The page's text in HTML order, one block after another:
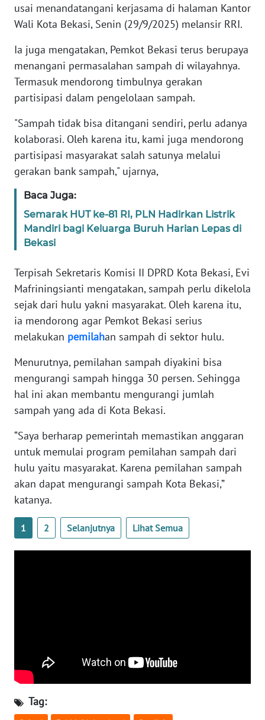
usai menandatangani kerjasama di halaman Kantor
Wali Kota Bekasi, Senin (29/9/2025) melansir RRI.
Ia juga mengatakan, Pemkot Bekasi terus berupaya
menangani permasalahan sampah di wilayahnya.
Termasuk mendorong timbulnya gerakan
partisipasi dalam pengelolaan sampah.
"Sampah tidak bisa ditangani sendiri, perlu adanya
kolaborasi. Oleh karena itu, kami juga mendorong
partisipasi masyarakat salah satunya melalui
gerakan bank sampah," ujarnya,
Baca Juga:
Semarak HUT ke-81 RI, PLN Hadirkan Listrik
Mandiri bagi Keluarga Buruh Harian Lepas di
Bekasi
Terpisah Sekretaris Komisi II DPRD Kota Bekasi, Evi
Mafriningsianti mengatakan, sampah perlu dikelola
sejak dari hulu yakni masyarakat. Oleh karena itu,
ia mendorong agar Pemkot Bekasi serius
melakukan pemilahan sampah di sektor hulu.
Menurutnya, pemilahan sampah diyakini bisa
mengurangi sampah hingga 30 persen. Sehingga
hal ini akan membantu mengurangi jumlah
sampah yang ada di Kota Bekasi.
“Saya berharap pemerintah memastikan anggaran
untuk memulai program pemilahan sampah dari
hulu yaitu masyarakat. Karena pemilahan sampah
akan dapat mengurangi sampah Kota Bekasi,”
katanya.
1 2 Selanjutnya Lihat Semua
Tag:
Wahana
News
WN
SUMUT
JAKARTA
WN
JABAR
WN
BANTEN
WN
WN
KEPRI
PAPUA
PAPUA
BARAT
RIAU
WN
SERAMBI
WN
JAMBI
SULTENG
SULBAR